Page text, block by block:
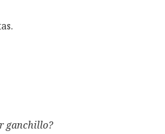
ganchillo?